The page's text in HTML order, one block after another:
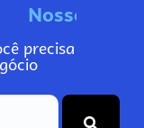
Noss
precisa